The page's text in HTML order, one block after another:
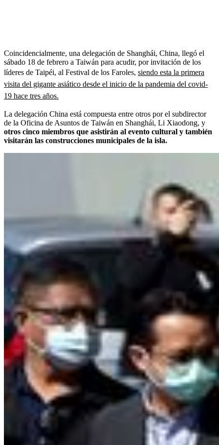
Coincidencialmente, una delegación de Shanghái, China, llegó el
sábado 18 de febrero a Taiwán para acudir, por invitación de los
líderes de Taipéi, al Festival de los Faroles, siendo esta la primera
visita del gigante asiático desde el inicio de la pandemia del covid-
19 hace tres años.
La delegación China está compuesta entre otros por el subdirector
de la Oficina de Asuntos de Taiwán en Shanghái, Li Xiaodong, y
otros cinco miembros que asistirán al evento cultural y también
visitarán las construcciones municipales de la isla.